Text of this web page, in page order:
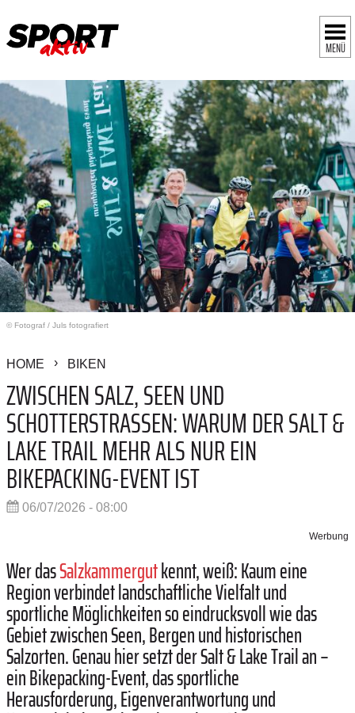
MENÜ
© Fotograf / Juls fotografiert
HOME BIKEN
ZWISCHEN SALZ, SEEN UND
SCHOTTERSTRASSEN: WARUM DER SALT & L
AKE TRAIL MEHR ALS NUR EIN B
IKEPACKING-EVENT IST
06/07/2026 - 08:00
Werbung
Wer dasSalzkammergutkennt, weiß: Kaum eine
Region verbindet landschaftliche Vielfalt und
sportliche Möglichkeiten so eindrucksvoll wie das
Gebiet zwischen Seen, Bergen und historischen
Salzorten. Genau hier setzt der Salt & Lake Trail an –
ein Bikepacking-Event, das sportliche
Herausforderung, Eigenverantwortung und